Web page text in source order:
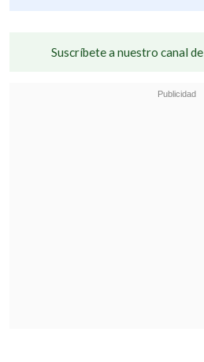
Suscríbete a nuestro canal de